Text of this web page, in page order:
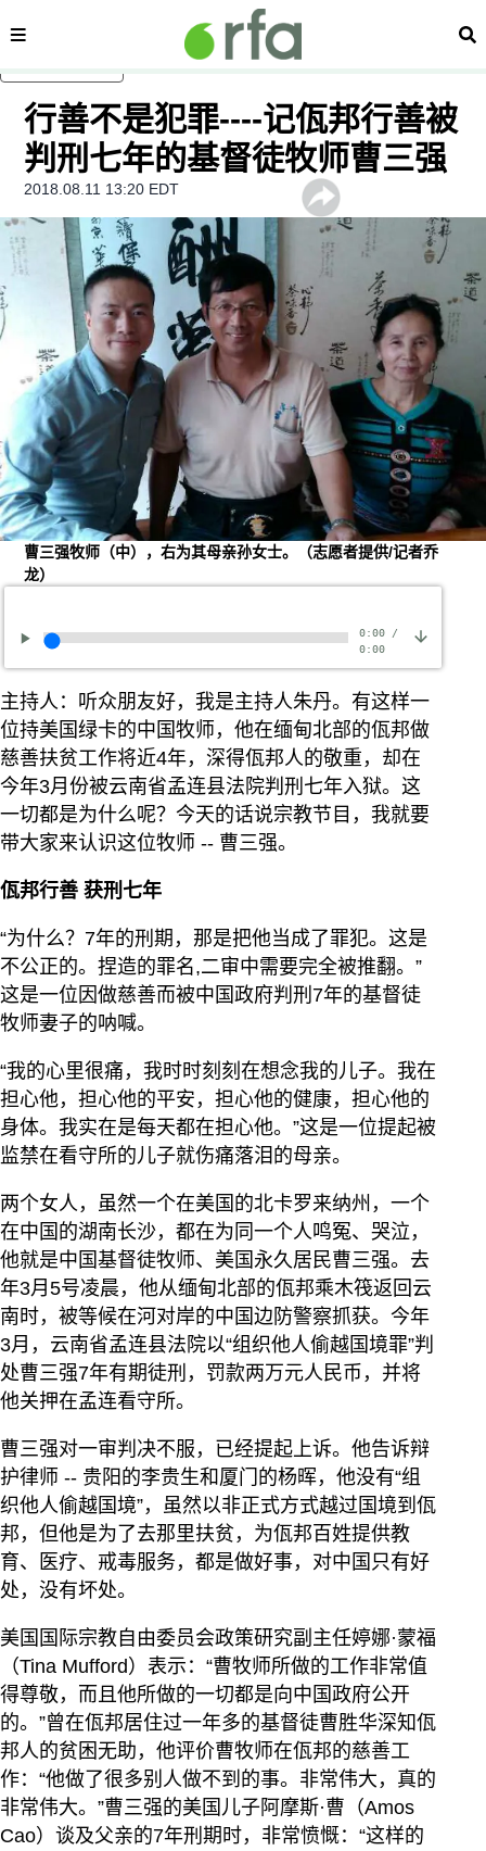
内容分类 搜
行善不是犯罪----记佤邦行善被
判刑七年的基督徒牧师曹三强
2018.08.11 13:20 EDT
曹三强牧师（中），右为其母亲孙女士。（志愿者提供/记者乔
龙）
0:00/
0:00
主持人：听众朋友好，我是主持人朱丹。有这样一
位持美国绿卡的中国牧师，他在缅甸北部的佤邦做
慈善扶贫工作将近4年，深得佤邦人的敬重，却在
今年3月份被云南省孟连县法院判刑七年入狱。这
一切都是为什么呢？今天的话说宗教节目，我就要
带大家来认识这位牧师 -- 曹三强。
佤邦行善 获刑七年
“为什么？7年的刑期，那是把他当成了罪犯。这是
不公正的。捏造的罪名,二审中需要完全被推翻。”
这是一位因做慈善而被中国政府判刑7年的基督徒
牧师妻子的呐喊。
“我的心里很痛，我时时刻刻在想念我的儿子。我在
担心他，担心他的平安，担心他的健康，担心他的
身体。我实在是每天都在担心他。”这是一位提起被
监禁在看守所的儿子就伤痛落泪的母亲。
两个女人，虽然一个在美国的北卡罗来纳州，一个
在中国的湖南长沙，都在为同一个人鸣冤、哭泣，
他就是中国基督徒牧师、美国永久居民曹三强。去
年3月5号凌晨，他从缅甸北部的佤邦乘木筏返回云
南时，被等候在河对岸的中国边防警察抓获。今年
3月，云南省孟连县法院以“组织他人偷越国境罪”判
处曹三强7年有期徒刑，罚款两万元人民币，并将
他关押在孟连看守所。
曹三强对一审判决不服，已经提起上诉。他告诉辩
护律师 -- 贵阳的李贵生和厦门的杨晖，他没有“组
织他人偷越国境”，虽然以非正式方式越过国境到佤
邦，但他是为了去那里扶贫，为佤邦百姓提供教
育、医疗、戒毒服务，都是做好事，对中国只有好
处，没有坏处。
美国国际宗教自由委员会政策研究副主任婷娜·蒙福
（Tina Mufford）表示：“曹牧师所做的工作非常值
得尊敬，而且他所做的一切都是向中国政府公开
的。”曾在佤邦居住过一年多的基督徒曹胜华深知佤
邦人的贫困无助，他评价曹牧师在佤邦的慈善工
作：“他做了很多别人做不到的事。非常伟大，真的
非常伟大。”曹三强的美国儿子阿摩斯·曹（Amos
Cao）谈及父亲的7年刑期时，非常愤慨：“这样的